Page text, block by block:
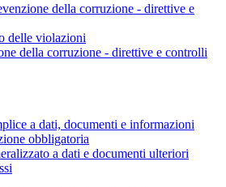
della corruzione - direttive e
delle violazioni
della corruzione - direttive e controlli
a dati, documenti e informazioni
obbligatoria
a dati e documenti ulteriori